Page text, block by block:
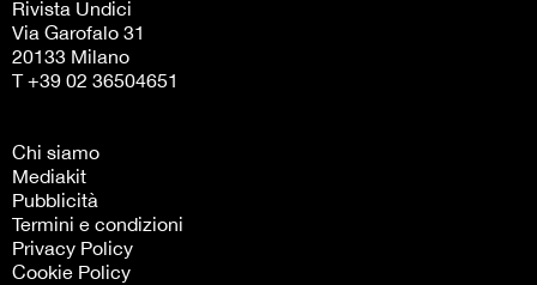
Rivista Undici
Via Garofalo 31
20133 Milano
T +39 02 36504651
Chi siamo
Mediakit
Pubblicità
Termini e condizioni
Privacy Policy
Cookie Policy